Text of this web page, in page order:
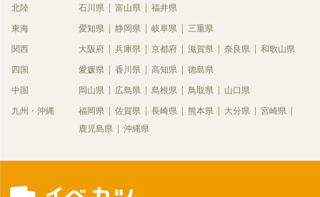
北陸 石川県 富山県 福井県
東海 愛知県 静岡県 岐阜県 三重県
関西 大阪府 兵庫県 京都府 滋賀県 奈良県 和歌山県
四国 愛媛県 香川県 高知県 徳島県
中国 岡山県 広島県 島根県 鳥取県 山口県
九州・沖縄 福岡県 佐賀県 長崎県 熊本県 大分県
宮崎県
鹿児島県
沖縄県